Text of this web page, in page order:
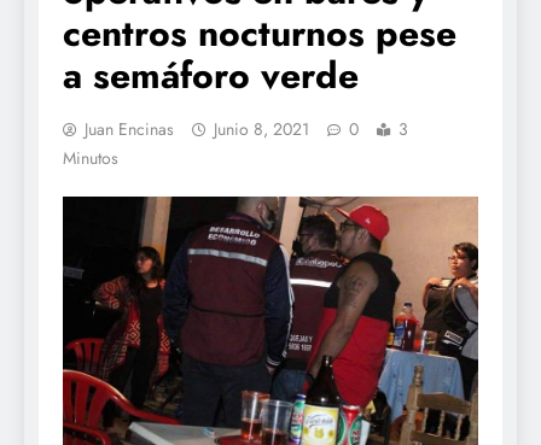
centros nocturnos pese
a semáforo verde
Juan Encinas Junio 8, 2021 0
3
Minutos